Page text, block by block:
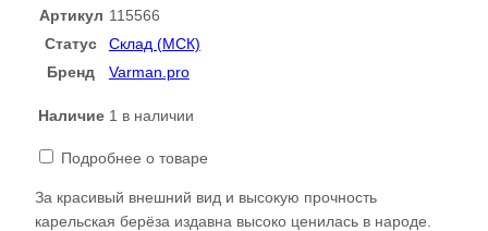
доска
115566
Артикул 115566
Статус
Склад (МСК)
Бренд
Varman.pro
Наличие 1 в наличии
Подробнее о товаре
За красивый внешний вид и высокую прочность
карельская берёза издавна высоко ценилась в народе.